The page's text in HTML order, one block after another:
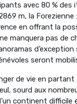
avec 80 % des
m, la Forezienne
en offrant la
manquera pas de
d’exception
seront
de vie en partant
sourd aux
continent difficile